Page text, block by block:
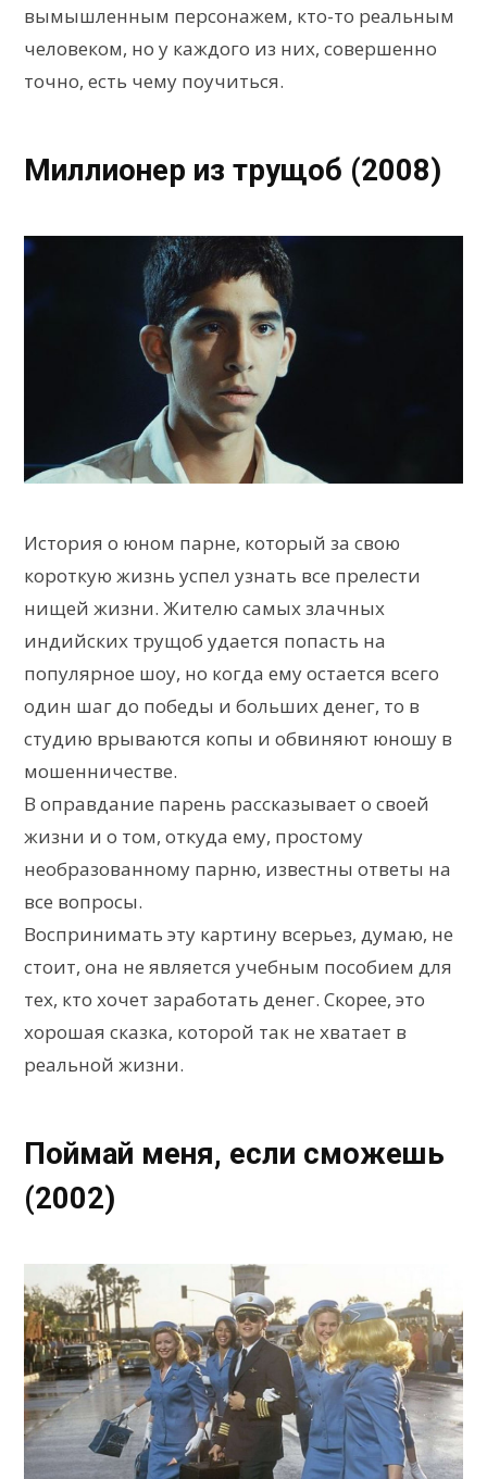
вымышленным персонажем, кто-то реальным
человеком, но у каждого из них, совершенно
точно, есть чему поучиться.
Миллионер из трущоб (2008)
История о юном парне, который за свою
короткую жизнь успел узнать все прелести
нищей жизни. Жителю самых злачных
индийских трущоб удается попасть на
популярное шоу, но когда ему остается всего
один шаг до победы и больших денег, то в
студию врываются копы и обвиняют юношу в
мошенничестве.
В оправдание парень рассказывает о своей
жизни и о том, откуда ему, простому
необразованному парню, известны ответы на
все вопросы.
Воспринимать эту картину всерьез, думаю, не
стоит, она не является учебным пособием для
тех, кто хочет заработать денег. Скорее, это
хорошая сказка, которой так не хватает в
реальной жизни.
Поймай меня, если сможешь
(2002)